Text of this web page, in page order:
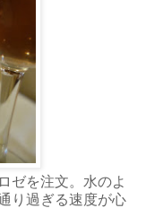
ゼを注文。水のよ
り過ぎる速度が心